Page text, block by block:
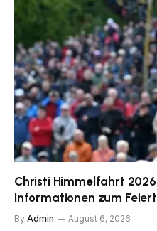
Christi Himmelfahrt
Informationen zum
By Admin August 6, 2026